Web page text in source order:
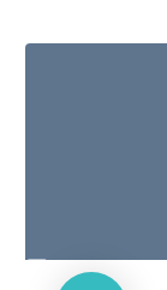
yhteys
1. Kor. 3:16